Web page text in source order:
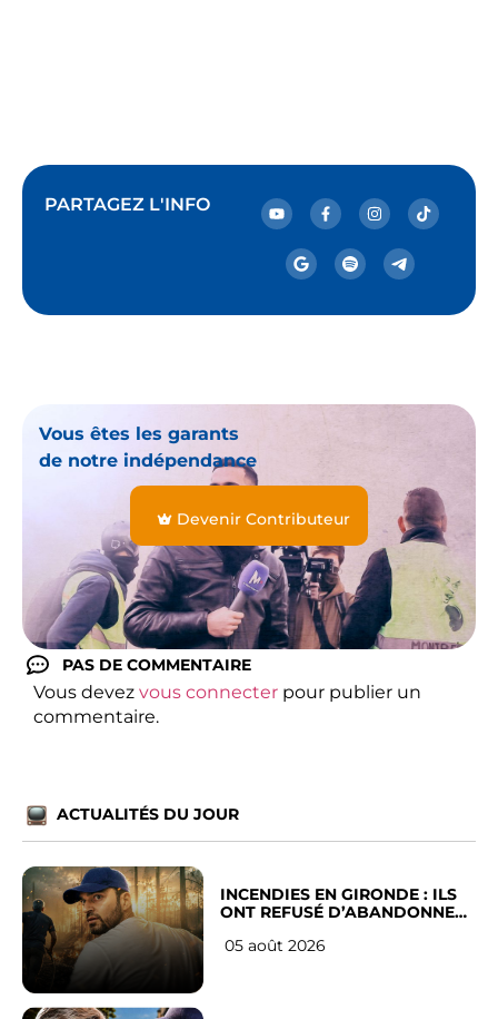
PARTAGEZ L'INFO
Vous êtes les garants
de notre indépendance
Devenir Contributeur
PAS DE COMMENTAIRE
Vous devez vous connecter pour publier un
commentaire.
ACTUALITÉS DU JOUR
INCENDIES EN GIRONDE : ILS
ONT REFUSÉ D’ABANDONNER
05 août 2026